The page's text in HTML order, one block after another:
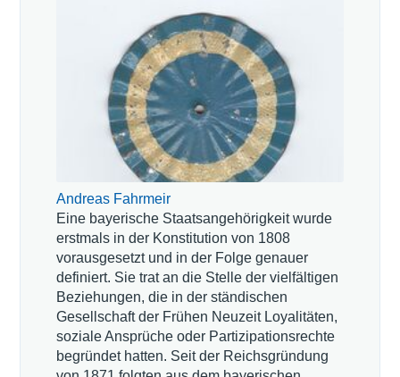
Andreas Fahrmeir
Eine bayerische Staatsangehörigkeit wurde
erstmals in der Konstitution von 1808
vorausgesetzt und in der Folge genauer
definiert. Sie trat an die Stelle der vielfältigen
Beziehungen, die in der ständischen
Gesellschaft der Frühen Neuzeit Loyalitäten,
soziale Ansprüche oder Partizipationsrechte
begründet hatten. Seit der Reichsgründung